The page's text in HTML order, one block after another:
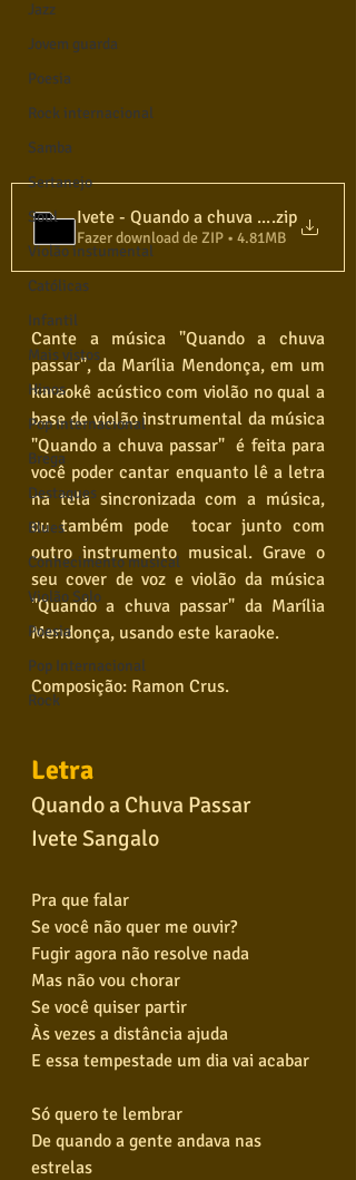
Jazz
Jovem guarda
Poesia
Rock internacional
Samba
Sertanejo
Soul
Violão instumental
Católicas
Infantil
Mais vistos
Hinos
Pop Internacional
Brega
Destaques
Blues
Conhecimento musical
Violão Solo
Poesia
Pop Internacional
Rock
.zip
Fazer download de ZIP • 4.81MB
Cante a música "Quando a chuva
passar", da Marília Mendonça, em um
karaokê acústico com violão no qual a
base de violão instrumental da música
"Quando a chuva passar"  é feita para
você poder cantar enquanto lê a letra
na tela sincronizada com a música,
ou também pode  tocar junto com
outro instrumento musical. Grave o
seu cover de voz e violão da música
"Quando a chuva passar" da Marília
Mendonça, usando este karaoke.
Composição: Ramon Crus.
Letra
Quando a Chuva Passar
Ivete Sangalo
Pra que falar
Se você não quer me ouvir?
Fugir agora não resolve nada
Mas não vou chorar
Se você quiser partir
Às vezes a distância ajuda
E essa tempestade um dia vai acabar
Só quero te lembrar
De quando a gente andava nas
estrelas